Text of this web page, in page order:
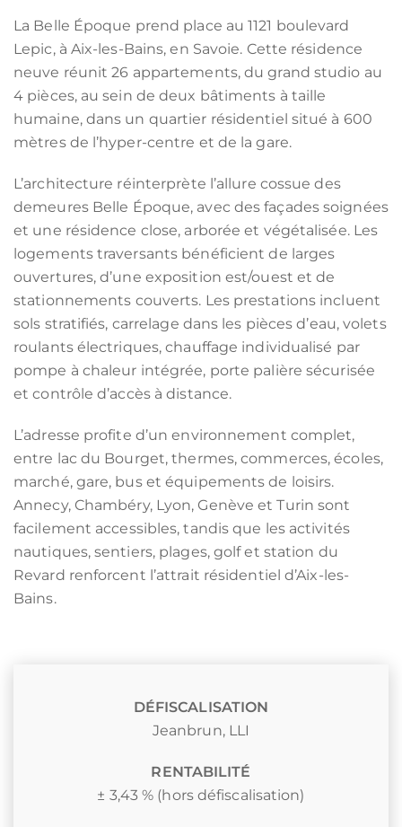
La Belle Époque prend place au 1121 boulevard
Lepic, à Aix-les-Bains, en Savoie. Cette résidence
neuve réunit 26 appartements, du grand studio au
4 pièces, au sein de deux bâtiments à taille
humaine, dans un quartier résidentiel situé à 600
mètres de l’hyper-centre et de la gare.
L’architecture réinterprète l’allure cossue des
demeures Belle Époque, avec des façades soignées
et une résidence close, arborée et végétalisée. Les
logements traversants bénéficient de larges
ouvertures, d’une exposition est/ouest et de
stationnements couverts. Les prestations incluent
sols stratifiés, carrelage dans les pièces d’eau, volets
roulants électriques, chauffage individualisé par
pompe à chaleur intégrée, porte palière sécurisée
et contrôle d’accès à distance.
L’adresse profite d’un environnement complet,
entre lac du Bourget, thermes, commerces, écoles,
marché, gare, bus et équipements de loisirs.
Annecy, Chambéry, Lyon, Genève et Turin sont
facilement accessibles, tandis que les activités
nautiques, sentiers, plages, golf et station du
Revard renforcent l’attrait résidentiel d’Aix-les-
Bains.
DÉFISCALISATION
Jeanbrun, LLI
RENTABILITÉ
± 3,43 % (hors défiscalisation)